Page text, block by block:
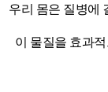
우리 몸은 질병에
이 물질을 효과